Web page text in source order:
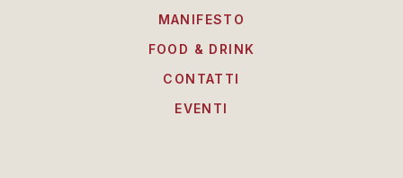
MANIFESTO
FOOD & DRINK
CONTATTI
EVENTI